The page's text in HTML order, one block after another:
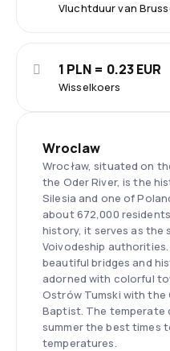
Vluchtduur van
Wisselkoers
1 PLN = 0.23 EUR
Wroclaw
Wrocław, situated on
the Oder River, is the
Silesia and one of
about 672,000
history, it serves as the
Voivodeship
beautiful bridges and
adorned with colorful
Ostrów Tumski with
Baptist. The temperate
summer the best times
temperatures.